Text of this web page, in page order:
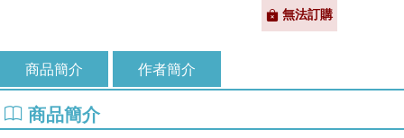
無法訂購
商品簡介 作者簡介
商品簡介